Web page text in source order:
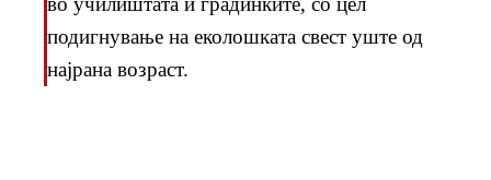
подигнување на еколошката свест уште од
најрана возраст.